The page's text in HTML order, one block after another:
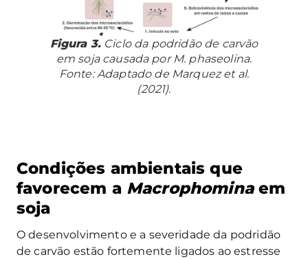
Figura 3.Ciclo da podridão de carvão
em soja causada por M. phaseolina.
Fonte: Adaptado de Marquez et al.
(2021).
Condições ambientais que
favorecem a Macrophominaem
soja
O desenvolvimento e a severidade da podridão
de carvão estão fortemente ligados ao estresse